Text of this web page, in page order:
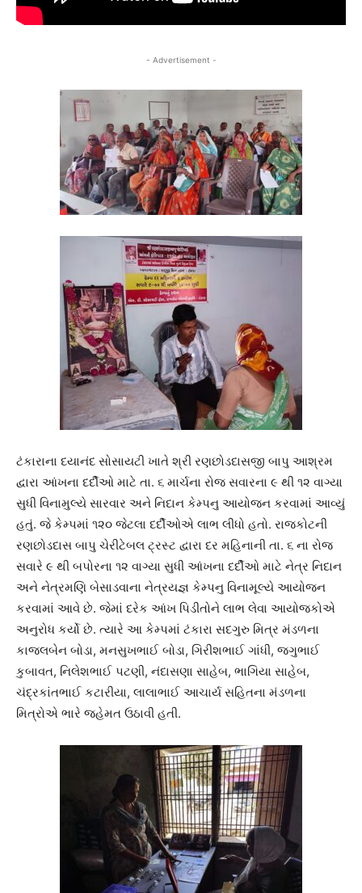
- Advertisement -
ટંકારાના દયાનંદ સોસાયટી ખાતે શ્રી રણછોડદાસજી બાપુ આશ્રમ
દ્વારા આંખના દર્દીઓ માટે તા. ૬ માર્ચના રોજ સવારના ૯ થી ૧૨ વાગ્યા
સુધી વિનામુલ્યે સારવાર અને નિદાન કેમ્પનુ આયોજન કરવામાં આવ્યું
હતું. જે કેમ્પમાં ૧૨૦ જેટલા દર્દીઓએ લાભ લીધો હતો. રાજકોટની
રણછોડદાસ બાપુ ચેરીટેબલ ટ્રસ્ટ દ્વારા દર મહિનાની તા. ૬ ના રોજ
સવારે ૯ થી બપોરના ૧૨ વાગ્યા સુધી આંખના દર્દીઓ માટે નેત્ર નિદાન
અને નેત્રમણિ બેસાડવાના નેત્રયજ્ઞ કેમ્પનુ વિનામૂલ્યે આયોજન
કરવામાં આવે છે. જેમાં દરેક આંખ પિડીતોને લાભ લેવા આયોજકોએ
અનુરોધ કર્યો છે. ત્યારે આ કેમ્પમાં ટંકારા સદગુરુ મિત્ર મંડળના
કાજલબેન બોડા, મનસુખભાઈ બોડા, ગિરીશભાઈ ગાંધી, જગુભાઈ
કુબાવત, નિલેશભાઈ પટણી, નંદાસણા સાહેબ, ભાગિયા સાહેબ,
ચંદ્રકાંતભાઈ કટારીયા, લાલાભાઈ આચાર્ય સહિતના મંડળના
મિત્રોએ ભારે જહેમત ઉઠાવી હતી.